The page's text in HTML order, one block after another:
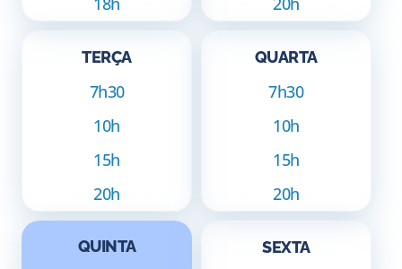
TERÇA
7h30
10h
15h
20h
QUARTA
7h30
10h
15h
20h
QUINTA SEXTA